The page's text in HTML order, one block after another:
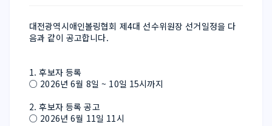
대전광역시애인볼링협회 제4대 선수위원장 선거일정을 다
음과 같이 공고합니다.
1. 후보자 등록
○ 2026년 6월 8일 ~ 10일 15시까지
2. 후보자 등록 공고
○ 2026년 6월 11일 11시